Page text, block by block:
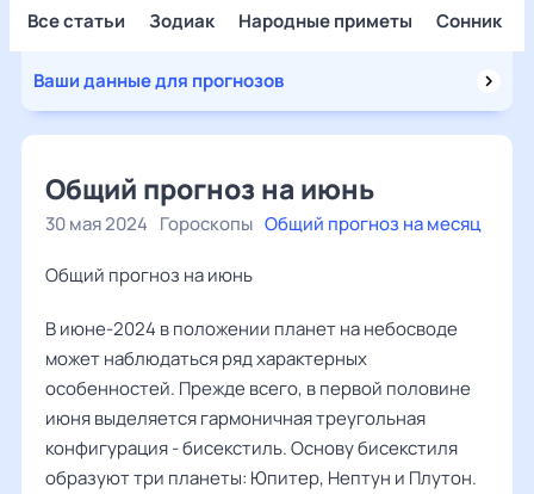
Все статьи Зодиак Народные приметы Сонник
Ваши данные для прогнозов
Общий прогноз на июнь
30 мая 2024 Гороскопы Общий прогноз на месяц
Общий прогноз на июнь
В июне-2024 в положении планет на небосводе
может наблюдаться ряд характерных
особенностей. Прежде всего, в первой половине
июня выделяется гармоничная треугольная
конфигурация - бисекстиль. Основу бисекстиля
образуют три планеты: Юпитер, Нептун и Плутон.